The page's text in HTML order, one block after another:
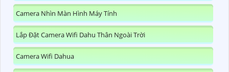
Camera Nhìn Màn Hình Máy Tính
Lắp Đặt Camera Wifi Dahu Thân Ngoài Trời
Camera Wifi Dahua